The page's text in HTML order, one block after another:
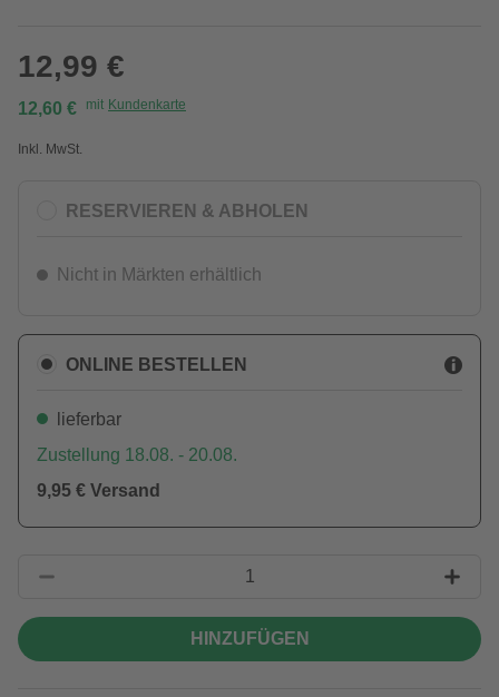
12,99 €
12,60 € mit Kundenkarte
Inkl. MwSt.
RESERVIEREN & ABHOLEN
Nicht in Märkten erhältlich
ONLINE BESTELLEN
lieferbar
Zustellung 18.08. - 20.08.
9,95 € Versand
HINZUFÜGEN